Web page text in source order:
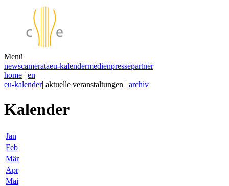
Menü
newscamerataeu-kalendermedienpressepartner
home | en
eu-kalender| aktuelle veranstaltungen | archiv
Kalender
Jan
Feb
Mär
Apr
Mai